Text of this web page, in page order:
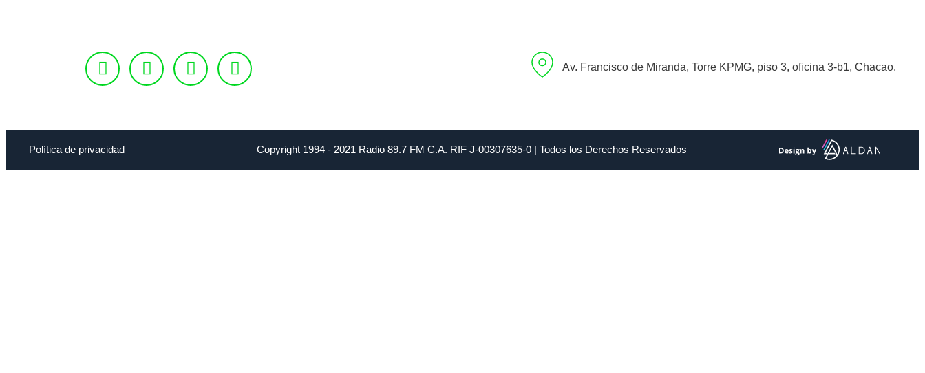
Av. Francisco de Miranda, Torre KPMG, piso 3, oficina 3-b1, Chacao.
Política de privacidad Copyright 1994 - 2021 Radio 89.7 FM C.A. RIF J-00307635-0 | Todos los Derechos Reservados